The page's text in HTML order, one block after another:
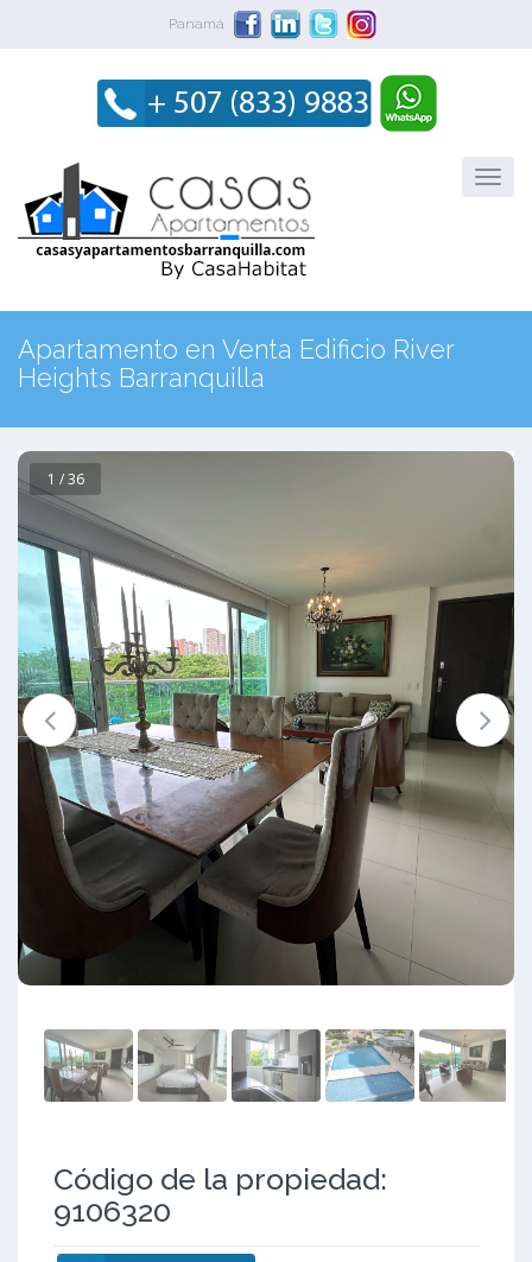
Panamá
Apartamento en Venta Edificio River
Heights Barranquilla
1 / 36
Código de la propiedad:
9106320